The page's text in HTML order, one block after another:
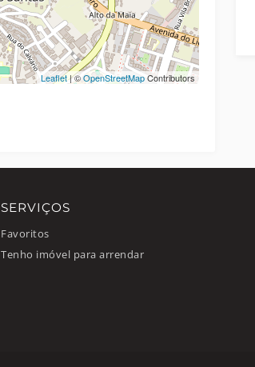
Leaflet| ©OpenStreetMapContributors
SERVIÇOS
Favoritos
Tenho imóvel para arrendar